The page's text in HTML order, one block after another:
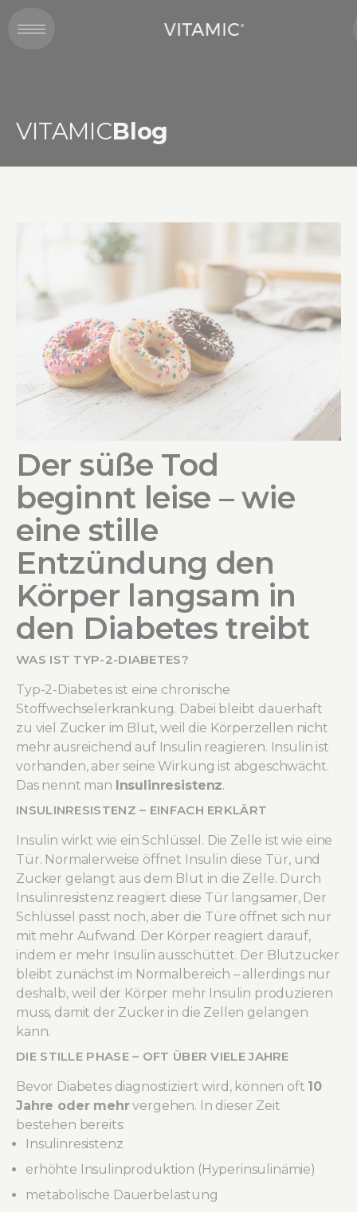
VITAMICBlog
Der süße Tod
beginnt leise – wie
eine stille
Entzündung den
Körper langsam in
den Diabetes treibt
WAS IST TYP-2-DIABETES?
Typ-2-Diabetes ist eine chronische
Stoffwechselerkrankung. Dabei bleibt dauerhaft
zu viel Zucker im Blut, weil die Körperzellen nicht
mehr ausreichend auf Insulin reagieren. Insulin ist
vorhanden, aber seine Wirkung ist abgeschwächt.
Das nennt man Insulinresistenz.
INSULINRESISTENZ – EINFACH ERKLÄRT
Insulin wirkt wie ein Schlüssel. Die Zelle ist wie eine
Tür. Normalerweise öffnet Insulin diese Tür, und
Zucker gelangt aus dem Blut in die Zelle. Durch
Insulinresistenz reagiert diese Tür langsamer, Der
Schlüssel passt noch, aber die Türe öffnet sich nur
mit mehr Aufwand. Der Körper reagiert darauf,
indem er mehr Insulin ausschüttet. Der Blutzucker
bleibt zunächst im Normalbereich – allerdings nur
deshalb, weil der Körper mehr Insulin produzieren
muss, damit der Zucker in die Zellen gelangen
kann.
DIE STILLE PHASE – OFT ÜBER VIELE JAHRE
Bevor Diabetes diagnostiziert wird, können oft 10
Jahre oder mehrvergehen. In dieser Zeit
bestehen bereits:
Insulinresistenz
erhöhte Insulinproduktion (Hyperinsulinämie)
metabolische Dauerbelastung